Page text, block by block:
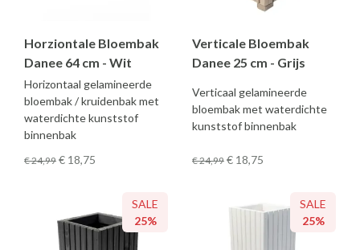
Horziontale Bloembak
Danee 64 cm - Wit
Horizontaal gelamineerde
bloembak / kruidenbak met
waterdichte kunststof
binnenbak
€ 24,99 € 18,75
Verticale Bloembak
Danee 25 cm - Grijs
Verticaal gelamineerde
bloembak met waterdichte
kunststof binnenbak
€ 24,99 € 18,75
SALE
25%
SALE
25%